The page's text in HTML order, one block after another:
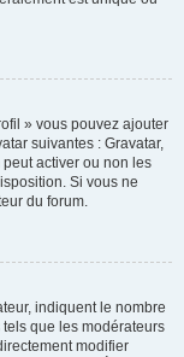
» vous pouvez ajouter
suivantes : Gravatar,
activer ou non les
Si vous ne
du forum.
indiquent le nombre
que les modérateurs
modifier